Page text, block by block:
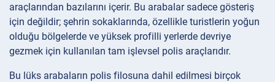
araçlarından bazılarını içerir. Bu arabalar sadece gösteriş
için değildir; şehrin sokaklarında, özellikle turistlerin yoğun
olduğu bölgelerde ve yüksek profilli yerlerde devriye
gezmek için kullanılan tam işlevsel polis araçlarıdır.
Bu lüks arabaların polis filosuna dahil edilmesi birçok